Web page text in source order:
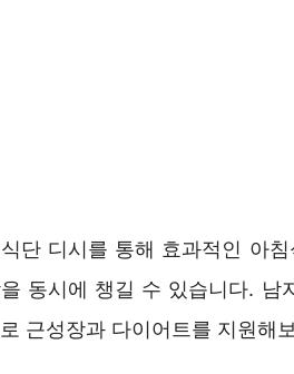
단 디시를 통해 효과적인 아
동시에 챙길 수 있습니다. 남
근성장과 다이어트를 지원해